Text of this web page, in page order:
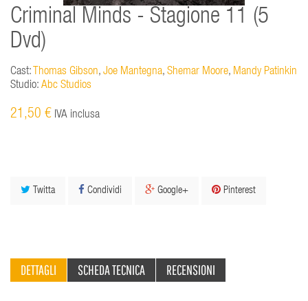
Criminal Minds - Stagione 11 (5
Dvd)
Cast: Thomas Gibson, Joe Mantegna, Shemar Moore, Mandy Patinkin
Studio: Abc Studios
21,50 € IVA inclusa
Twitta Condividi Google+ Pinterest
DETTAGLI SCHEDA TECNICA RECENSIONI